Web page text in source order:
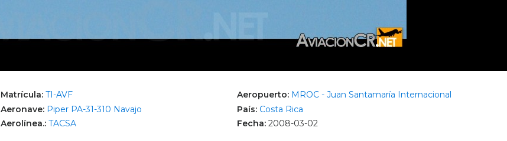
Matrícula: TI-AVF
Aeronave: Piper PA-31-310 Navajo
Aerolínea.: TACSA
Aeropuerto: MROC - Juan Santamaría Internacional
País: Costa Rica
Fecha: 2008-03-02